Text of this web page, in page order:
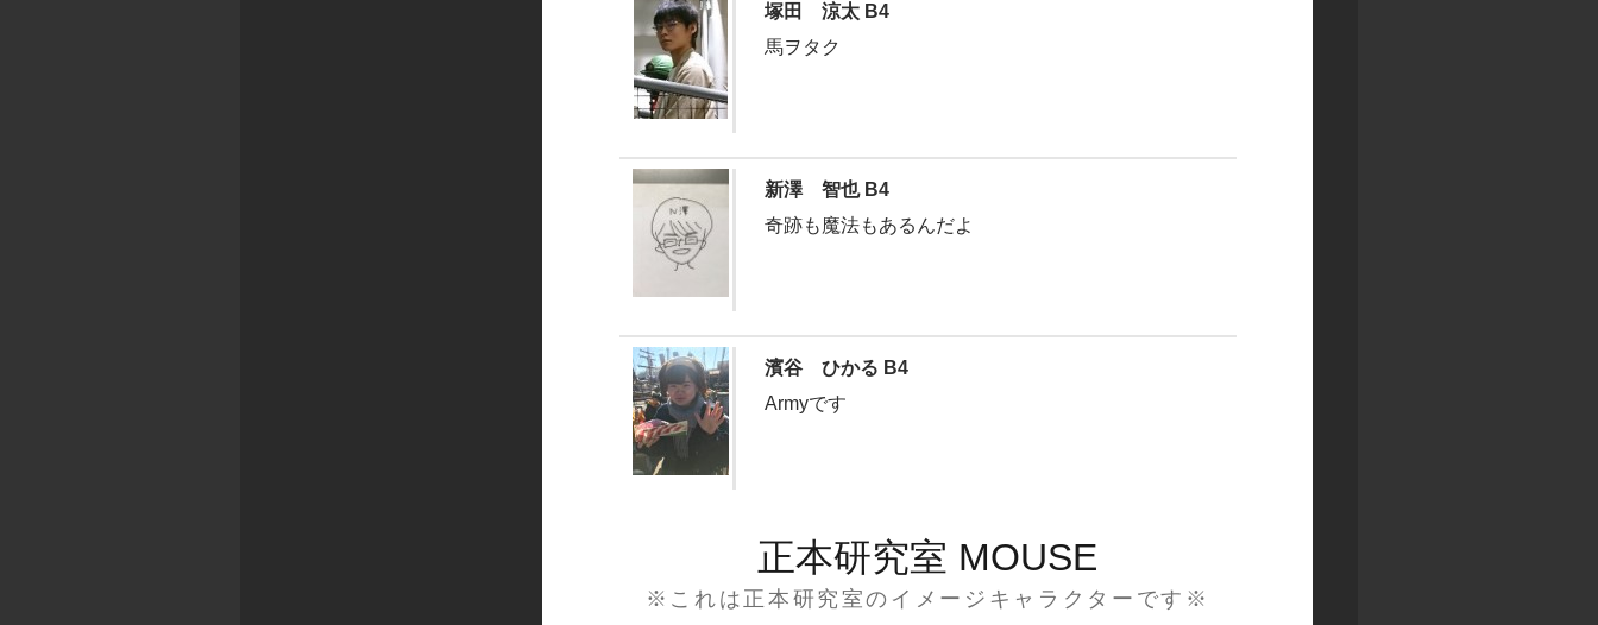
塚田 涼太 B4
馬ヲタク
新澤 智也 B4
奇跡も魔法もあるんだよ
濱谷 ひかる B4
Armyです
正本研究室 MOUSE
※これは正本研究室のイメージキャラクターです※